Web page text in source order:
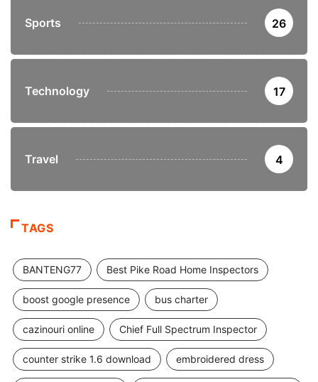
Sports 26
Technology 17
Travel 4
TAGS
BANTENG77 Best Pike Road Home Inspectors
boost google presence bus charter
cazinouri online Chief Full Spectrum Inspector
counter strike 1.6 download embroidered dress